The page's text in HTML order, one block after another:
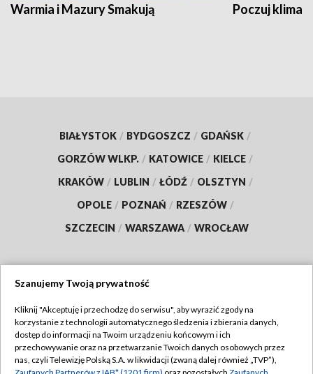
Warmia i Mazury Smakują Poczuj klimat
BIAŁYSTOK / BYDGOSZCZ / GDAŃSK /
GORZÓW WLKP. / KATOWICE / KIELCE /
KRAKÓW / LUBLIN / ŁÓDŹ / OLSZTYN /
OPOLE / POZNAŃ / RZESZÓW /
SZCZECIN / WARSZAWA / WROCŁAW
TVP
Abonament TVP
Emisja w TVP
Regulamin TVP
Szanujemy Twoją prywatność
Kliknij "Akceptuję i przechodzę do serwisu", aby wyrazić zgody na
korzystanie z technologii automatycznego śledzenia i zbierania danych,
dostęp do informacji na Twoim urządzeniu końcowym i ich
przechowywanie oraz na przetwarzanie Twoich danych osobowych przez
nas, czyli Telewizję Polską S.A. w likwidacji (zwaną dalej również „TVP”),